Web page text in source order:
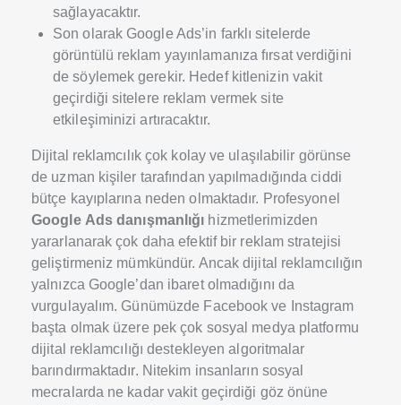
sağlayacaktır.
Son olarak Google Ads’in farklı sitelerde
görüntülü reklam yayınlamanıza fırsat verdiğini
de söylemek gerekir. Hedef kitlenizin vakit
geçirdiği sitelere reklam vermek site
etkileşiminizi artıracaktır.
Dijital reklamcılık çok kolay ve ulaşılabilir görünse
de uzman kişiler tarafından yapılmadığında ciddi
bütçe kayıplarına neden olmaktadır. Profesyonel
Google Ads danışmanlığı hizmetlerimizden
yararlanarak çok daha efektif bir reklam stratejisi
geliştirmeniz mümkündür. Ancak dijital reklamcılığın
yalnızca Google’dan ibaret olmadığını da
vurgulayalım. Günümüzde Facebook ve Instagram
başta olmak üzere pek çok sosyal medya platformu
dijital reklamcılığı destekleyen algoritmalar
barındırmaktadır. Nitekim insanların sosyal
mecralarda ne kadar vakit geçirdiği göz önüne